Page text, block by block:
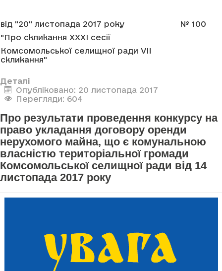
від "20" листопада 2017 року
"Про скликання XXXI сесії
Комсомольської селищної ради VII
скликання"
№ 100
Деталі
Опубліковано: 20 листопада 2017
Перегляди: 604
Про результати проведення конкурсу на
право укладання договору оренди
нерухомого майна, що є комунальною
власністю територіальної громади
Комсомольської селищної ради від 14
листопада 2017 року